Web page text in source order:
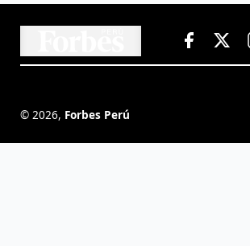
© 2026, Forbes Perú